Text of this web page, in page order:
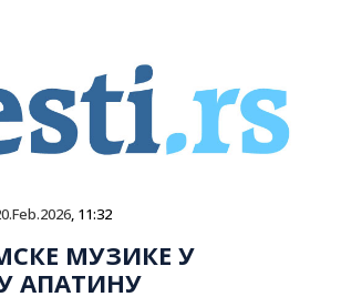
, 11:32
МУЗИКЕ У
АПАТИНУ